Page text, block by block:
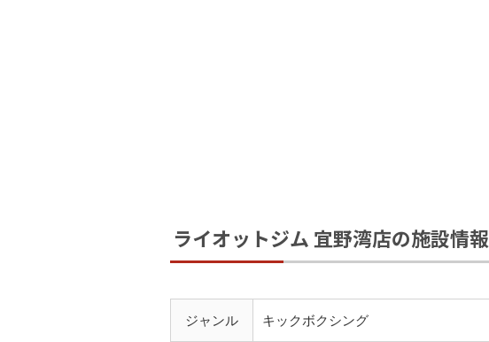
ライオットジム 宜野湾店の施設情報
ジャンル キックボクシング